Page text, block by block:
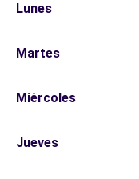
Lunes
Martes
Miércoles
Jueves